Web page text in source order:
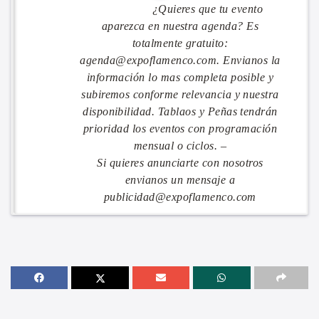
¿Quieres que tu evento
aparezca en nuestra agenda? Es
totalmente gratuito:
agenda@expoflamenco.com. Envianos la
información lo mas completa posible y
subiremos conforme relevancia y nuestra
disponibilidad. Tablaos y Peñas tendrán
prioridad los eventos con programación
mensual o ciclos. –
Si quieres anunciarte con nosotros
envianos un mensaje a
publicidad@expoflamenco.com